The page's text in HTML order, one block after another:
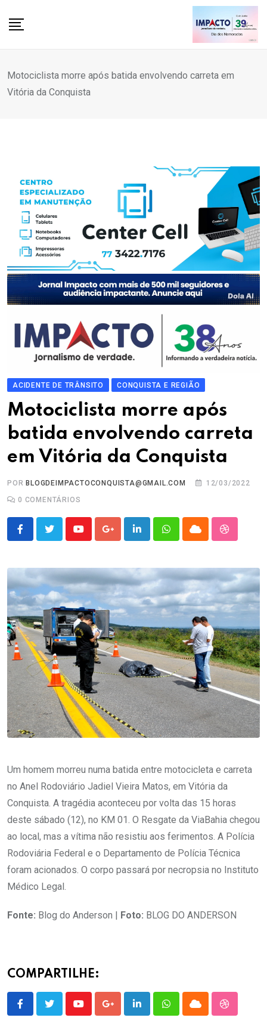
Motociclista morre após batida envolvendo carreta em
Vitória da Conquista
ACIDENTE DE TRÂNSITO CONQUISTA E REGIÃO
Motociclista morre após
batida envolvendo carreta
em Vitória da Conquista
POR BLOGDEIMPACTOCONQUISTA@GMAIL.COM
12/03/2022
0 COMENTÁRIOS
YoutubeGoogle+LinkedInWhatsappCloud
Um homem morreu numa batida entre motocicleta e carreta
no Anel Rodoviário Jadiel Vieira Matos, em Vitória da
Conquista. A tragédia aconteceu por volta das 15 horas
deste sábado (12), no KM 01. O Resgate da ViaBahia chegou
ao local, mas a vítima não resistiu aos ferimentos. A Polícia
Rodoviária Federal e o Departamento de Polícia Técnica
foram acionados. O corpo passará por necropsia no Instituto
Médico Legal.
Fonte: Blog do Anderson | Foto: BLOG DO ANDERSON
COMPARTILHE:
YoutubeGoogle+LinkedInWhatsappCloud